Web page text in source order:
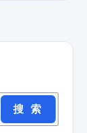
搜 索